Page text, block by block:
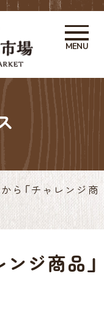
かご市 鹿
アンテナ
MENU
ら「チャレンジ商
ジ商品」